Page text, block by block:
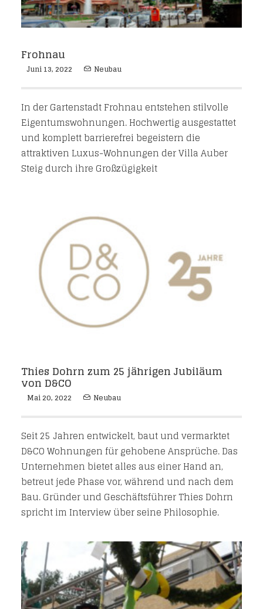
Frohnau
Juni 13, 2022 Neubau
In der Gartenstadt Frohnau entstehen stilvolle
Eigentumswohnungen. Hochwertig ausgestattet
und komplett barrierefrei begeistern die
attraktiven Luxus-Wohnungen der Villa Auber
Steig durch ihre Großzügigkeit
Thies Dohrn zum 25 jährigen Jubiläum
von D&CO
Mai 20, 2022 Neubau
Seit 25 Jahren entwickelt, baut und vermarktet
D&CO Wohnungen für gehobene Ansprüche. Das
Unternehmen bietet alles aus einer Hand an,
betreut jede Phase vor, während und nach dem
Bau. Gründer und Geschäftsführer Thies Dohrn
spricht im Interview über seine Philosophie.